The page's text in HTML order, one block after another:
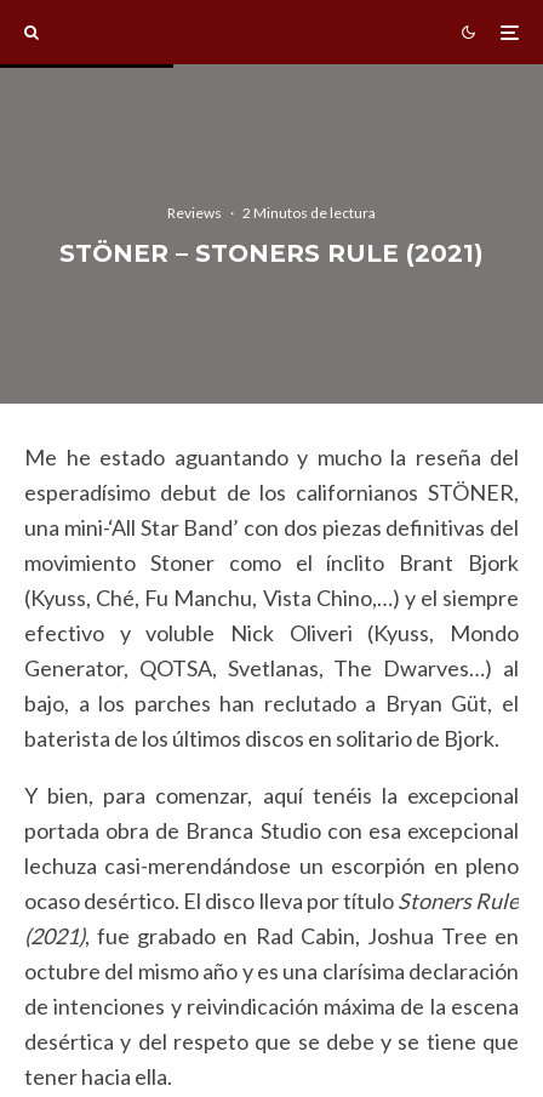
Reviews · 2 Minutos de lectura
STÖNER – STONERS RULE (2021)
Me he estado aguantando y mucho la reseña del
esperadísimo debut de los californianos STÖNER,
una mini-‘All Star Band’ con dos piezas definitivas del
movimiento Stoner como el ínclito Brant Bjork
(Kyuss, Ché, Fu Manchu, Vista Chino,…) y el siempre
efectivo y voluble Nick Oliveri (Kyuss, Mondo
Generator, QOTSA, Svetlanas, The Dwarves…) al
bajo, a los parches han reclutado a Bryan Güt, el
baterista de los últimos discos en solitario de Bjork.
Y bien, para comenzar, aquí tenéis la excepcional
portada obra de Branca Studio con esa excepcional
lechuza casi-merendándose un escorpión en pleno
ocaso desértico. El disco lleva por títuloStoners Rule
(2021), fue grabado en Rad Cabin, Joshua Tree en
octubre del mismo año y es una clarísima declaración
de intenciones y reivindicación máxima de la escena
desértica y del respeto que se debe y se tiene que
tener hacia ella.